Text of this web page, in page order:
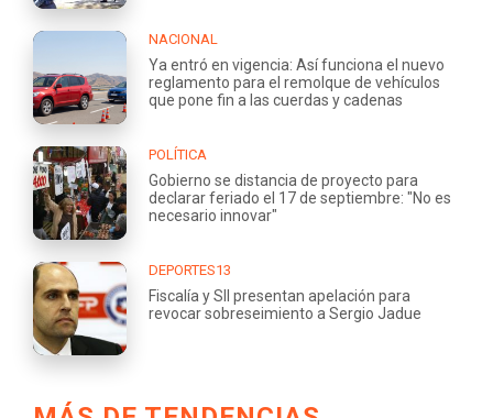
NACIONAL
Ya entró en vigencia: Así funciona el nuevo
reglamento para el remolque de vehículos
que pone fin a las cuerdas y cadenas
POLÍTICA
Gobierno se distancia de proyecto para
declarar feriado el 17 de septiembre: "No es
necesario innovar"
DEPORTES13
Fiscalía y SII presentan apelación para
revocar sobreseimiento a Sergio Jadue